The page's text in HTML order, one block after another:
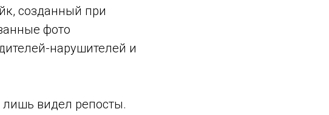
созданный при
фото
нарушителей и
видел репосты.